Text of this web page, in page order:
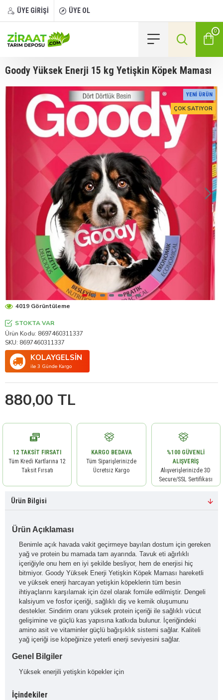
ÜYE GİRİŞİ ÜYE OL
0
Goody Yüksek Enerji 15 kg Yetişkin Köpek Maması
YENI ÜRÜN
ÇOK SATIYOR
880,00 TL
STOKTA VAR
Ürün Kodu: 8697460311337
SKU: 8697460311337
KOLAYGELSİN
ile 3 Günde Kargo
4019 Görüntüleme
12 TAKSIT FIRSATI
Tüm Kredi Kartlarına 12
Taksit Fırsatı
KARGO BEDAVA
Tüm Siparişlerinizde
Ücretsiz Kargo
%100 GÜVENLI
ALIŞVERIŞ
Alışverişlerinizde 3D
Secure/SSL Sertifikası
Ürün Bilgisi
Ürün Açıklaması
Benimle açık havada vakit geçirmeye bayılan dostum için gereken
yağ ve protein bu mamada tam ayarında. Tavuk eti ağırlıklı
içeriğiyle onu hem en iyi şekilde besliyor, hem de enerjisi hiç
bitmiyor. Goody Yüksek Enerji Yetişkin Köpek Maması hareketli
ve yüksek enerji harcayan yetişkin köpeklerin tüm besin
ihtiyaçlarını karşılamak için özel olarak fomüle edilmiştir. Dengeli
kalsiyum ve fosfor içeriği, sağlıklı diş ve kemik oluşumunu
destekler. Sindirim oranı yüksek protein içeriği ile sağlıklı vücut
gelişimine ve güçlü kas yapısına katkıda bulunur. İçeriğindeki
amino asit ve vitaminler güçlü bağışıklık sistemi sağlar. Kaliteli
yağ içeriği ise köpeğinize yeterli enerji seviyesini sağlar.
Genel Bilgiler
Yüksek enerjili yetişkin köpekler için
İçindekiler